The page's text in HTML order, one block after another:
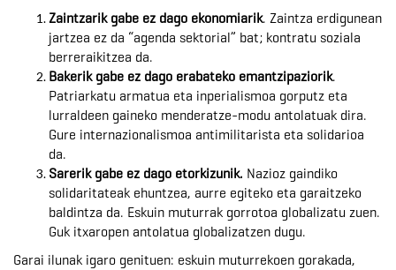
Zaintzarik gabe ez dago ekonomiarik. Zaintza erdigunean
jartzea ez da “agenda sektorial” bat; kontratu soziala
berreraikitzea da.
Bakerik gabe ez dago erabateko emantzipaziorik.
Patriarkatu armatua eta inperialismoa gorputz eta
lurraldeen gaineko menderatze-modu antolatuak dira.
Gure internazionalismoa antimilitarista eta solidarioa
da.
Sarerik gabe ez dago etorkizunik. Nazioz gaindiko
solidaritateak ehuntzea, aurre egiteko eta garaitzeko
baldintza da. Eskuin muturrak gorrotoa globalizatu zuen.
Guk itxaropen antolatua globalizatzen dugu.
Garai ilunak igaro genituen: eskuin muturrekoen gorakada,